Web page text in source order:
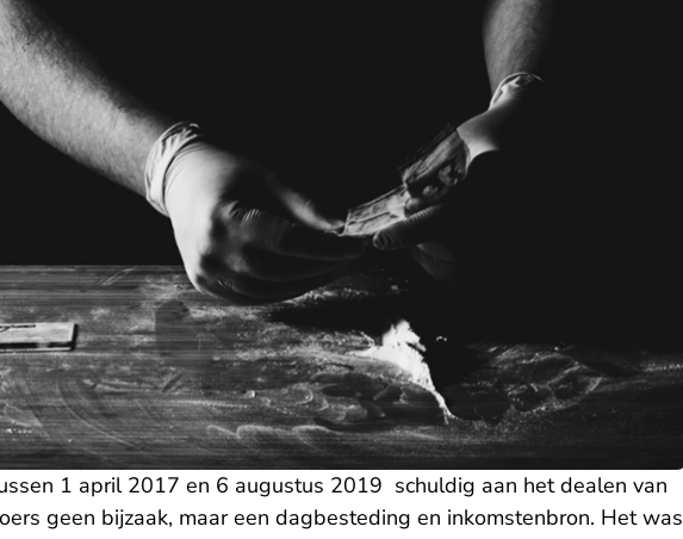
1 april 2017 en 6 augustus 2019 schuldig aan het dealen van
geen bijzaak, maar een dagbesteding en inkomstenbron. Het was